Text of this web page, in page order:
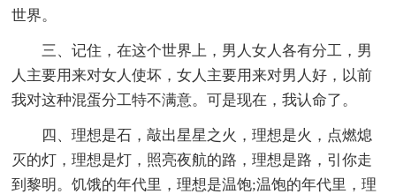
世界。
三、记住，在这个世界上，男人女人各有分工，男
人主要用来对女人使坏，女人主要用来对男人好，以前
我对这种混蛋分工特不满意。可是现在，我认命了。
四、理想是石，敲出星星之火，理想是火，点燃熄
灭的灯，理想是灯，照亮夜航的路，理想是路，引你走
到黎明。饥饿的年代里，理想是温饱;温饱的年代里，理